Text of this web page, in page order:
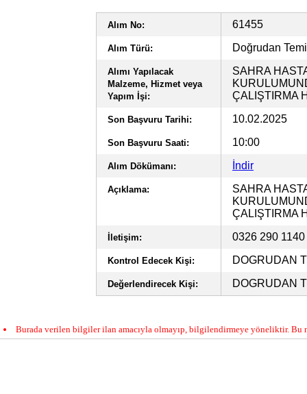
Alım No: 61455
Alım Türü: Doğrudan
Alımı Yapılacak
Malzeme, Hizmet veya
Yapım İşi:
SAHRA
ÇALIŞTIRMA
Son Başvuru Tarihi: 10.02.2025
Son Başvuru Saati: 10:00
Alım Dökümanı: İndir
Açıklama:
SAHRA
ÇALIŞTIRMA
İletişim: 0326 290 1140
Kontrol Edecek Kişi: DOGRUDAN
Değerlendirecek Kişi: DOGRUDAN
Burada verilen bilgiler ilan amacıyla olmayıp, bilgilendirmeye yöneliktir. Bu